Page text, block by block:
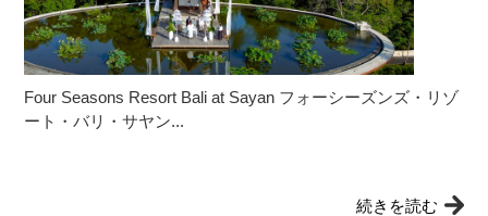
Four Seasons Resort Bali at Sayan フォーシーズンズ・リゾ
ート・バリ・サヤン...
続きを読む